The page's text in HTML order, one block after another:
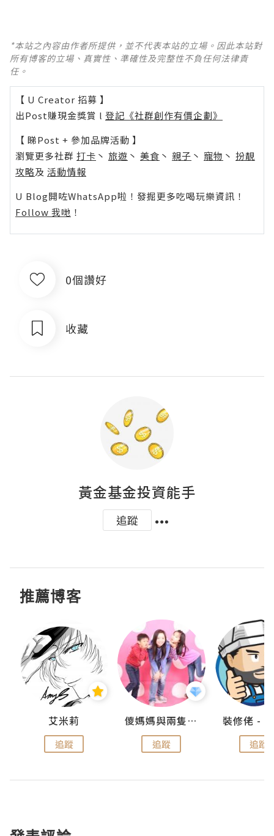
*本站之內容由作者所提供，並不代表本站的立場。因此本站對
所有博客的立場、真實性、準確性及完整性不負任何法律責
任。
【 U Creator 招募 】
出Post賺現金獎賞 l 登記《社群創作有價企劃》
【 睇Post + 參加品牌活動 】
瀏覽更多社群 打卡 丶 旅遊 丶 美食 丶 親子 丶 寵物 丶 扮靚
攻略及 活動情報
U Blog開咗WhatsApp啦！發掘更多吃喝玩樂資訊！
Follow 我哋 ！
0個讚好
收藏
黃金基金投資能手
追蹤
推薦博客
艾米莉
追蹤
儍媽媽與兩隻小魔怪之家
追蹤 追蹤